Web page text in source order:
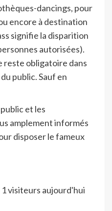
dancings, pour
encore à destination
signifie la disparition
autorisées).
reste obligatoire dans
public. Sauf en
et les
amplement informés
disposer le fameux
1 visiteurs aujourd'hui